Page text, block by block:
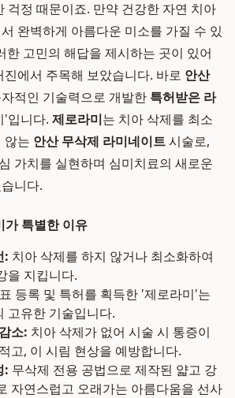
걱정 때문이죠. 만약 건강한 자연 치아
완벽하게 아름다운 미소를 가질 수 있
한 고민의 해답을 제시하는 곳이 있어
에서 주목해 보았습니다. 바로 안산
적인 기술력으로 개발한 특허받은 라
'입니다. 제로라미는 치아 삭제를 최소
않는 안산 무삭제 라미네이트시술로,
가치를 실현하며 심미치료의 새로운
니다.
가 특별한 이유
: 치아 삭제를 하지 않거나 최소화하여
을 지킵니다.
등록 및 특허를 획득한 '제로라미'는
고유한 기술입니다.
소: 치아 삭제가 없어 시술 시 통증이
고, 이 시림 현상을 예방합니다.
: 무삭제 전용 공법으로 제작된 얇고 강
자연스럽고 오래가는 아름다움을 선사